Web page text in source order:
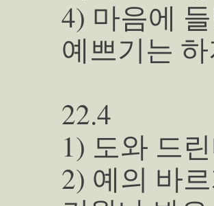
4) 마음에
예쁘기는
22.4
1) 도와 드
2) 예의 바